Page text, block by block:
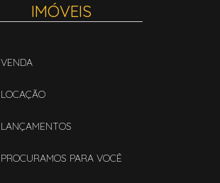
IMÓVEIS
VENDA
LOCAÇÃO
LANÇAMENTOS
PROCURAMOS PARA VOCÊ